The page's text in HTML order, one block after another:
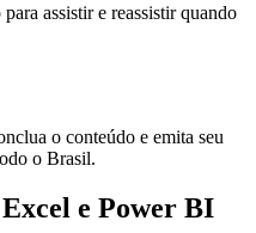
assistir e reassistir quando
o conteúdo e emita seu
o Brasil.
e Power BI